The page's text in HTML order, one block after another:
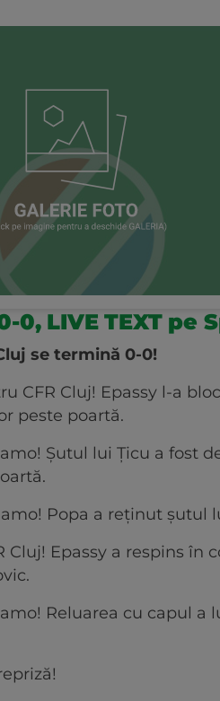
0, LIVE TEXT pe
se termină 0-0!
CFR Cluj! Epassy l-a
peste poartă.
Șutul lui Țicu a fost
Popa a reținut șutul
Cluj! Epassy a respins în
Reluarea cu capul a